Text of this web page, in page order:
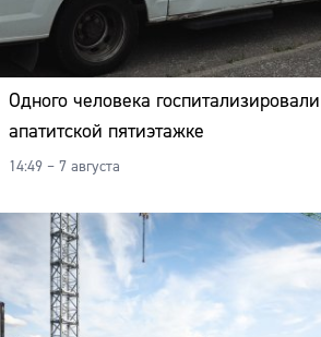
Одного человека
апатитской пятиэтажке
14:49 – 7 августа